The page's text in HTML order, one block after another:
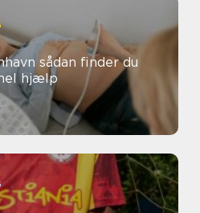
finder du
hjælp